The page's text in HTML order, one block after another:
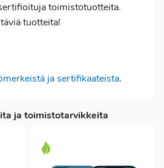
toimistotuotteita.
tuotteita!
ja sertifikaateista.
ja toimistotarvikkeita